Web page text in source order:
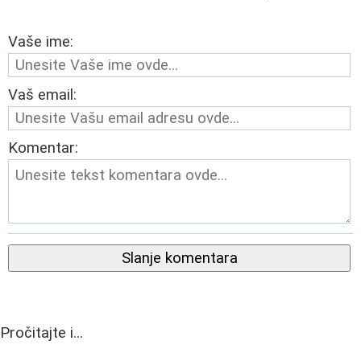
Vaše ime:
Vaš email:
Komentar:
Slanje komentara
Pročitajte i...